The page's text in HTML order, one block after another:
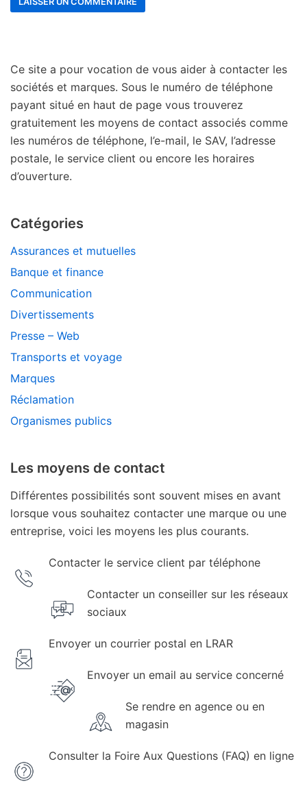
Ce site a pour vocation de vous aider à contacter les
sociétés et marques. Sous le numéro de téléphone
payant situé en haut de page vous trouverez
gratuitement les moyens de contact associés comme
les numéros de téléphone, l’e-mail, le SAV, l’adresse
postale, le service client ou encore les horaires
d’ouverture.
Catégories
Assurances et mutuelles
Banque et finance
Communication
Divertissements
Presse – Web
Transports et voyage
Marques
Réclamation
Organismes publics
Les moyens de contact
Différentes possibilités sont souvent mises en avant
lorsque vous souhaitez contacter une marque ou une
entreprise, voici les moyens les plus courants.
Contacter le service client par téléphone
Contacter un conseiller sur les réseaux
sociaux
Envoyer un courrier postal en LRAR
Envoyer un email au service concerné
Se rendre en agence ou en
magasin
Consulter la Foire Aux Questions (FAQ) en ligne